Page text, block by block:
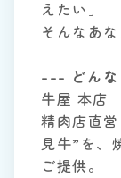
えたい」
そんなあ
--- どんな
牛屋 本店
精肉店直
見牛”を、
ご提供。